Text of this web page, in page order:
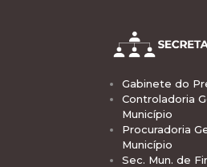
Gabinete do
Controladoria
Município
Procuradoria
Município
Sec. Mun. de